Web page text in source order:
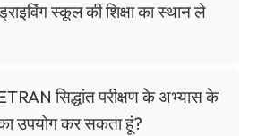
स्कूल की शिक्षा का स्थान ले
सिद्धांत परीक्षण के अभ्यास के
उपयोग कर सकता हूं?